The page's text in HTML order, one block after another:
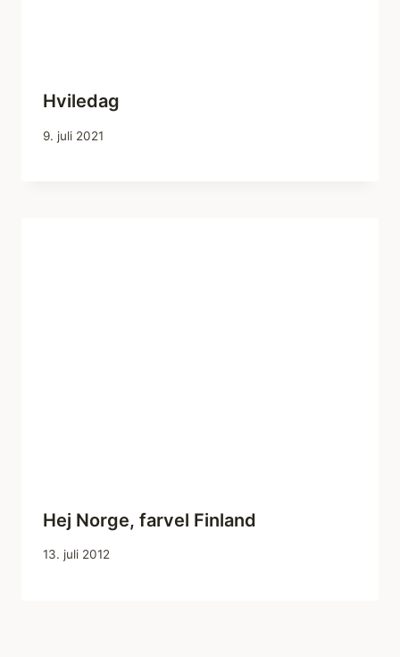
Hviledag
9. juli 2021
Hej Norge, farvel Finland
13. juli 2012